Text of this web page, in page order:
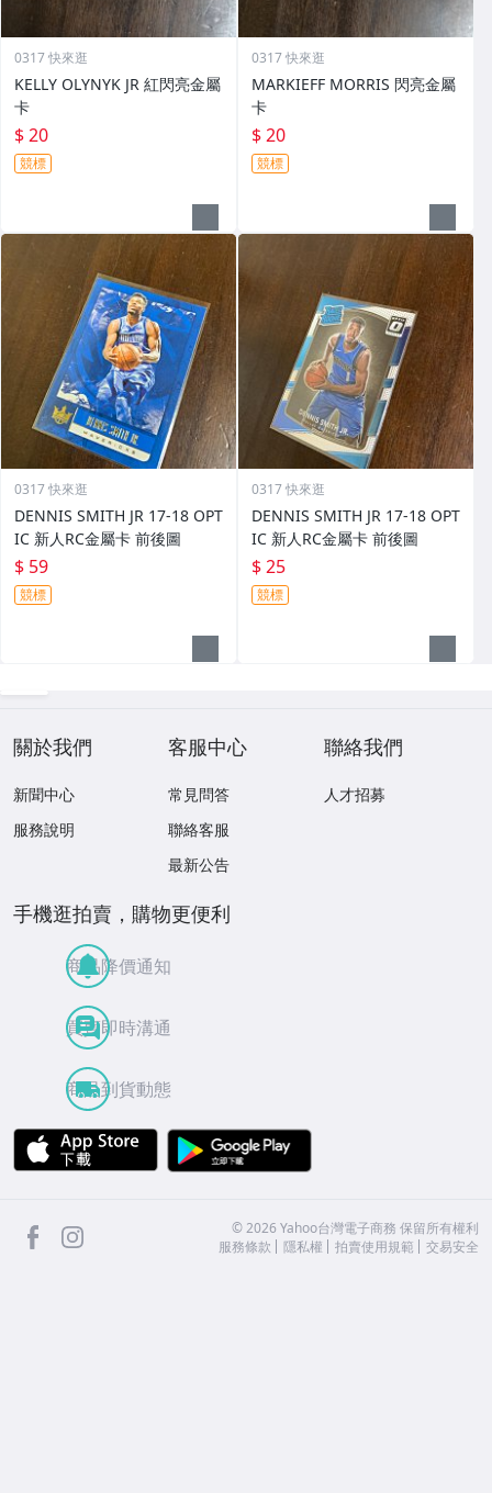
0317 快來逛
KELLY OLYNYK JR 紅閃亮金屬
卡
$ 20
競標
0317 快來逛
MARKIEFF MORRIS 閃亮金屬
卡
$ 20
競標
0317 快來逛
DENNIS SMITH JR 17-18 OPT
IC 新人RC金屬卡 前後圖
$ 59
競標
0317 快來逛
DENNIS SMITH JR 17-18 OPT
IC 新人RC金屬卡 前後圖
$ 25
競標
關於我們
新聞中心
服務說明
客服中心
常見問答
聯絡客服
最新公告
聯絡我們
人才招募
手機逛拍賣，購物更便利
商品降價通知
買賣即時溝通
商品到貨動態
APP Store
facebook ©2026 Yahoo台灣電子商務 保留所有權利
服務條款
隱私權 拍賣使用規範 交易安全